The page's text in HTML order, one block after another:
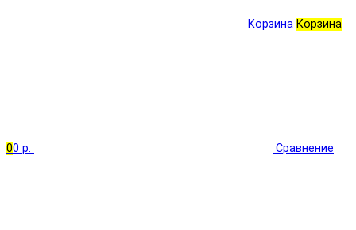
Корзина Корзина
00 р. Сравнение